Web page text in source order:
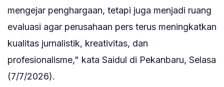
mengejar penghargaan, tetapi juga menjadi ruang
evaluasi agar perusahaan pers terus meningkatkan
kualitas jurnalistik, kreativitas, dan
profesionalisme," kata Saidul di Pekanbaru, Selasa
(7/7/2026).